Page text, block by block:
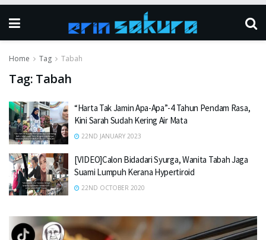
Home Tag Tabah
Tag: Tabah
“Harta Tak Jamin Apa-Apa”-4 Tahun Pendam Rasa,
Kini Sarah Sudah Kering Air Mata
22ND JANUARY 2023
[VIDEO]Calon Bidadari Syurga, Wanita Tabah Jaga
Suami Lumpuh Kerana Hypertiroid
22ND OCTOBER 2020